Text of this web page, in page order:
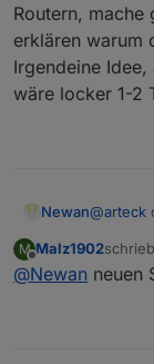
ja ca.
Routern, mache
erklären warum
Irgendeine
wäre locker 1-2
Newan@arteck
erklären
M
Offline
Malz1902
zuletzt
@Newan neuen